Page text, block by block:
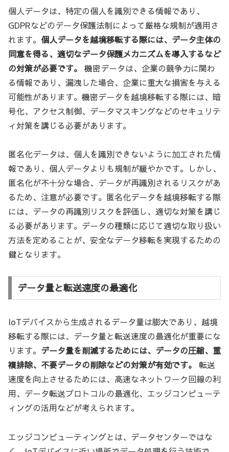
個人データは、特定の個人を識別できる情報であり、
GDPRなどのデータ保護法制によって厳格な規制が適用さ
れます。 個人データを越境移転する際には、データ主体の
同意を得る、適切なデータ保護メカニズムを導入するなど
の対策が必要です。
機密データは、企業の競争力に関わ
る情報であり、漏洩した場合、企業に重大な損害を与える
可能性があります。機密データを越境移転する際には、暗
号化、アクセス制御、データマスキングなどのセキュリテ
ィ対策を講じる必要があります。
匿名化データは、個人を識別できないように加工された情
報であり、個人データよりも規制が緩やかです。しかし、
匿名化が不十分な場合、データが再識別されるリスクがあ
るため、注意が必要です。匿名化データを越境移転する際
には、データの再識別リスクを評価し、適切な対策を講じ
る必要があります。データの種類に応じて適切な取り扱い
方法を定めることが、安全なデータ移転を実現するための
鍵となります。
データ量と転送速度の最適化
IoTデバイスから生成されるデータ量は膨大であり、越境
移転する際には、データ量と転送速度の最適化が重要にな
ります。 データ量を削減するためには、データの圧縮、重
複排除、不要データの削除などの対策が有効です。
転送
速度を向上させるためには、高速なネットワーク回線の利
用、データ転送プロトコルの最適化、エッジコンピューテ
ィングの活用などが考えられます。
エッジコンピューティングとは、データセンターではな